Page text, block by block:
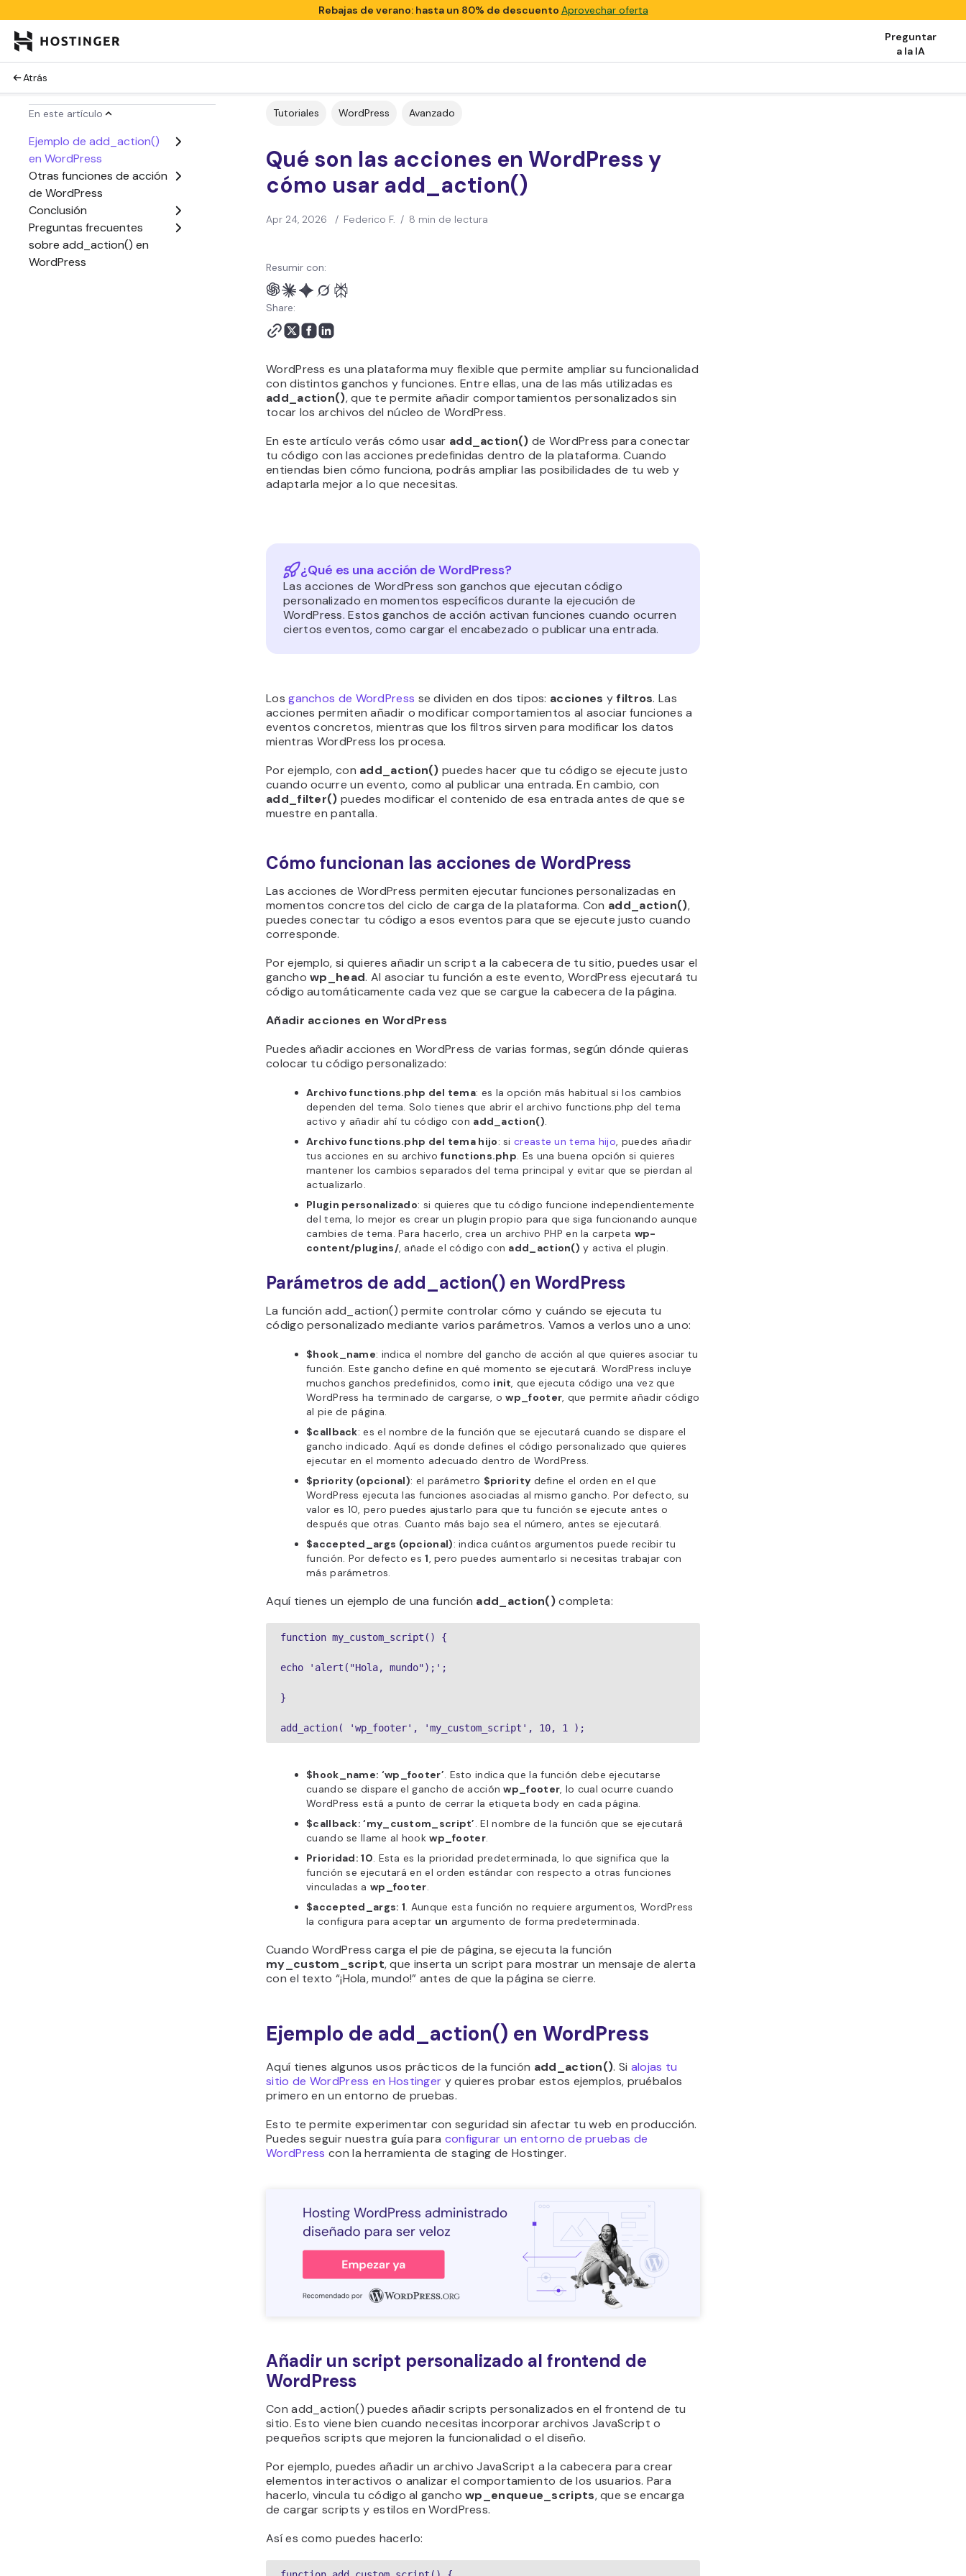
Rebajas de verano: hasta un 80% de descuento Aprovechar oferta
Preguntar
a la IA
Atrás
En este artículo
Ejemplo de add_action()
en WordPress
Otras funciones de acción
de WordPress
Conclusión
Preguntas frecuentes
sobre add_action() en
WordPress
Tutoriales WordPress Avanzado
Qué son las acciones en WordPress y
cómo usar add_action()
Apr 24, 2026 / Federico F. / 8 min de lectura
Resumir con:
Share:
WordPress es una plataforma muy flexible que permite ampliar su funcionalidad
con distintos ganchos y funciones. Entre ellas, una de las más utilizadas es
add_action(), que te permite añadir comportamientos personalizados sin
tocar los archivos del núcleo de WordPress.
En este artículo verás cómo usar add_action() de WordPress para conectar
tu código con las acciones predefinidas dentro de la plataforma. Cuando
entiendas bien cómo funciona, podrás ampliar las posibilidades de tu web y
adaptarla mejor a lo que necesitas.
¿Qué es una acción de WordPress?
Las acciones de WordPress son ganchos que ejecutan código
personalizado en momentos específicos durante la ejecución de
WordPress. Estos ganchos de acción activan funciones cuando ocurren
ciertos eventos, como cargar el encabezado o publicar una entrada.
Losganchos de WordPress se dividen en dos tipos: acciones y filtros. Las
acciones permiten añadir o modificar comportamientos al asociar funciones a
eventos concretos, mientras que los filtros sirven para modificar los datos
mientras WordPress los procesa.
Por ejemplo, con add_action() puedes hacer que tu código se ejecute justo
cuando ocurre un evento, como al publicar una entrada. En cambio, con
add_filter() puedes modificar el contenido de esa entrada antes de que se
muestre en pantalla.
Cómo funcionan las acciones de WordPress
Las acciones de WordPress permiten ejecutar funciones personalizadas en
momentos concretos del ciclo de carga de la plataforma. Con add_action(),
puedes conectar tu código a esos eventos para que se ejecute justo cuando
corresponde.
Por ejemplo, si quieres añadir un script a la cabecera de tu sitio, puedes usar el
ganchowp_head. Al asociar tu función a este evento, WordPress ejecutará tu
código automáticamente cada vez que se cargue la cabecera de la página.
Añadir acciones en WordPress
Puedes añadir acciones en WordPress de varias formas, según dónde quieras
colocar tu código personalizado:
Archivo functions.php del tema: es la opción más habitual si los cambios
dependen del tema. Solo tienes que abrir el archivo functions.php del tema
activo y añadir ahí tu código con add_action().
Archivo functions.php del tema hijo: si creaste un tema hijo, puedes añadir
tus acciones en su archivofunctions.php. Es una buena opción si quieres
mantener los cambios separados del tema principal y evitar que se pierdan al
actualizarlo.
Plugin personalizado: si quieres que tu código funcione independientemente
del tema, lo mejor es crear un plugin propio para que siga funcionando aunque
cambies de tema. Para hacerlo, crea un archivo PHP en la carpeta wp-
content/plugins/, añade el código con add_action() y activa el plugin.
Parámetros de add_action() en WordPress
La función add_action() permite controlar cómo y cuándo se ejecuta tu
código personalizado mediante varios parámetros. Vamos a verlos uno a uno:
$hook_name: indica el nombre del gancho de acción al que quieres asociar tu
función. Este gancho define en qué momento se ejecutará. WordPress incluye
muchos ganchos predefinidos, como init, que ejecuta código una vez que
WordPress ha terminado de cargarse, owp_footer, que permite añadir código
al pie de página.
$callback: es el nombre de la función que se ejecutará cuando se dispare el
gancho indicado. Aquí es donde defines el código personalizado que quieres
ejecutar en el momento adecuado dentro de WordPress.
$priority (opcional): el parámetro $priority define el orden en el que
WordPress ejecuta las funciones asociadas al mismo gancho. Por defecto, su
valor es 10, pero puedes ajustarlo para que tu función se ejecute antes o
después que otras. Cuanto más bajo sea el número, antes se ejecutará.
$accepted_args (opcional): indica cuántos argumentos puede recibir tu
función. Por defecto es1, pero puedes aumentarlo si necesitas trabajar con
más parámetros.
Aquí tienes un ejemplo de una función add_action()completa:
function my_custom_script() {
echo 'alert("Hola, mundo");';
}
add_action( 'wp_footer', 'my_custom_script', 10, 1 );
$hook_name: ‘wp_footer’ . Esto indica que la función debe ejecutarse
cuando se dispare el gancho de acciónwp_footer , lo cual ocurre cuando
WordPress está a punto de cerrar la etiqueta body en cada página.
$callback: ‘my_custom_script’ . El nombre de la función que se ejecutará
cuando se llame al hookwp_footer.
Prioridad: 10 . Esta es la prioridad predeterminada, lo que significa que la
función se ejecutará en el orden estándar con respecto a otras funciones
vinculadas a wp_footer
$accepted_args: 1 . Aunque esta función no requiere argumentos, WordPress
la configura para aceptar un argumento de forma predeterminada.
Cuando WordPress carga el pie de página, se ejecuta la función
my_custom_script, que inserta un script para mostrar un mensaje de alerta
con el texto “¡Hola, mundo!” antes de que la página se cierre.
Ejemplo de add_action() en WordPress
Aquí tienes algunos usos prácticos de la función add_action(). Si alojas tu
sitio de WordPress en Hostinger y quieres probar estos ejemplos, pruébalos
primero en un entorno de pruebas.
Esto te permite experimentar con seguridad sin afectar tu web en producción.
Puedes seguir nuestra guía para configurar un entorno de pruebas de
WordPress con la herramienta de staging de Hostinger.
Añadir un script personalizado al frontend de
WordPress
Con add_action() puedes añadir scripts personalizados en el frontend de tu
sitio. Esto viene bien cuando necesitas incorporar archivos JavaScript o
pequeños scripts que mejoren la funcionalidad o el diseño.
Por ejemplo, puedes añadir un archivo JavaScript a la cabecera para crear
elementos interactivos o analizar el comportamiento de los usuarios. Para
hacerlo, vincula tu código al ganchowp_enqueue_scripts, que se encarga
de cargar scripts y estilos en WordPress.
Así es como puedes hacerlo: